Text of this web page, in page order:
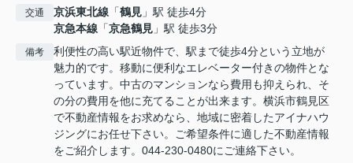
交通 京浜東北線 「鶴見 」駅 徒歩4分
京急本線 「京急鶴見 」駅 徒歩3分
備考
利便性の高い駅近物件で、駅まで徒歩4分という立地が
魅力的です。移動に便利なエレベーター付きの物件とな
っています。中古のマンションなら費用も抑えられ、そ
の分の費用を他に充てることが出来ます。横浜市鶴見区
で不動産情報をお求めなら、地域に密着したアイナハウ
ジングにお任せ下さい。ご希望条件に適した不動産情報
をご紹介します。044-230-0480にご連絡下さい。